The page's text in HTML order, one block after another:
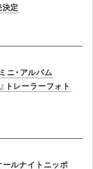
決定
ニ・アルバム
トレーラーフォト
ールナイトニッポ